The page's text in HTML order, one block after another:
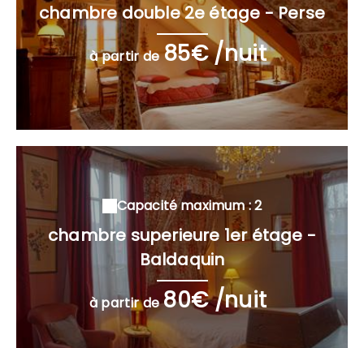
chambre double 2e étage - Perse
à partir de85€ /nuit
Capacité maximum : 2
chambre superieure 1er étage -
Baldaquin
à partir de80€ /nuit